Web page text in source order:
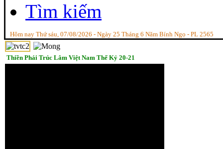
Tìm kiếm
Hôm nay Thứ sáu, 07/08/2026 - Ngày 25 Tháng 6 Năm Bính Ngọ - PL 2565
Thiền Phái Trúc Lâm Việt Nam Thế Kỷ 20-21